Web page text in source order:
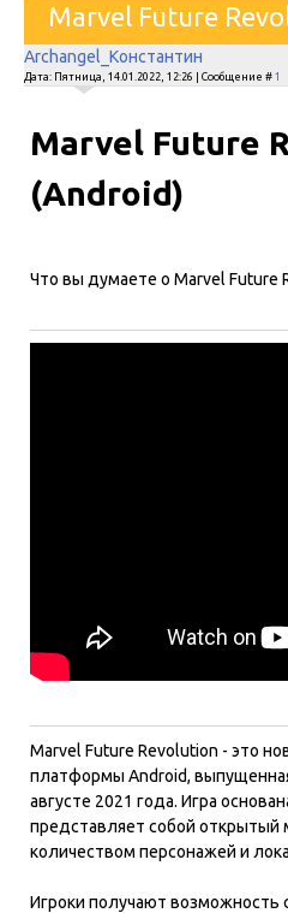
Marvel Future
Archangel_Константин
Дата: Пятница, 14.01.2022, 12:26 | Сообщение # 1
Marvel Future
(Android)
Что вы думаете о Marvel Future
Marvel Future Revolution - это
платформы Android,
августе 2021 года. Игра
представляет собой открытый
количеством персонажей и
Игроки получают возможность